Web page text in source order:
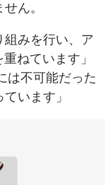
ん。
組みを行い、ア
ねています」
は不可能だった
います」